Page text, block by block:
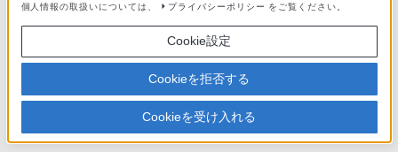
個人情報の取扱いについては、
プライバシーポリシー をご覧ください。
Cookie設定
Cookieを拒否する
Cookieを受け入れる